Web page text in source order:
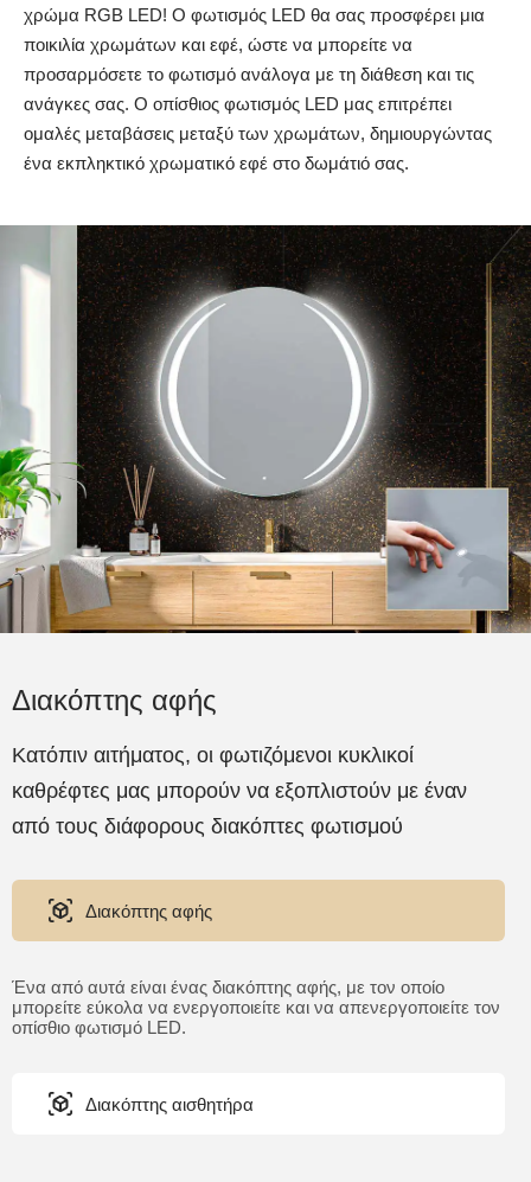
χρώμα RGB LED! Ο φωτισμός LED θα σας προσφέρει μια
ποικιλία χρωμάτων και εφέ, ώστε να μπορείτε να
προσαρμόσετε το φωτισμό ανάλογα με τη διάθεση και τις
ανάγκες σας. Ο οπίσθιος φωτισμός LED μας επιτρέπει
ομαλές μεταβάσεις μεταξύ των χρωμάτων, δημιουργώντας
ένα εκπληκτικό χρωματικό εφέ στο δωμάτιό σας.
Διακόπτης αφής
Κατόπιν αιτήματος, οι φωτιζόμενοι κυκλικοί
καθρέφτες μας μπορούν να εξοπλιστούν με έναν
από τους διάφορους διακόπτες φωτισμού
Διακόπτης αφής
Ένα από αυτά είναι ένας διακόπτης αφής, με τον οποίο
μπορείτε εύκολα να ενεργοποιείτε και να απενεργοποιείτε τον
οπίσθιο φωτισμό LED.
Διακόπτης αισθητήρα